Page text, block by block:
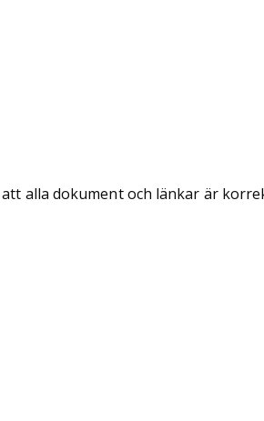
alla dokument och länkar är